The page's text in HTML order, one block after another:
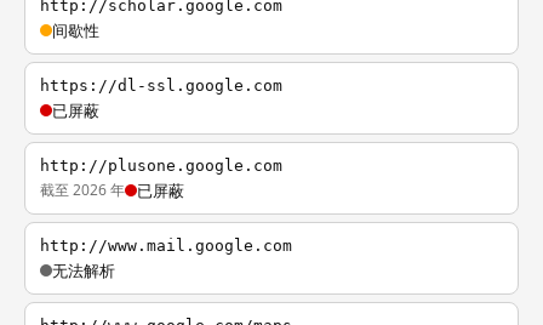
http://scholar.google.com
间歇性
https://dl-ssl.google.com
已屏蔽
http://plusone.google.com
截至 2026 年 已屏蔽
http://www.mail.google.com
无法解析